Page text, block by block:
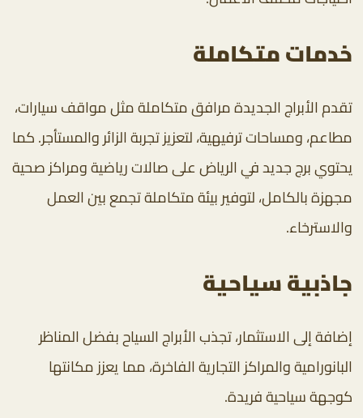
خدمات متكاملة
تقدم الأبراج الجديدة مرافق متكاملة مثل مواقف سيارات،
مطاعم، ومساحات ترفيهية، لتعزيز تجربة الزائر والمستأجر. كما
يحتوي برج جديد في الرياض على صالات رياضية ومراكز صحية
مجهزة بالكامل، لتوفير بيئة متكاملة تجمع بين العمل
والاسترخاء.
جاذبية سياحية
إضافة إلى الاستثمار، تجذب الأبراج السياح بفضل المناظر
البانورامية والمراكز التجارية الفاخرة، مما يعزز مكانتها
كوجهة سياحية فريدة.